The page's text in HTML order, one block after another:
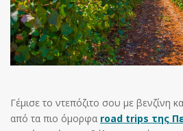
Γέμισε το ντεπόζιτο σου με βενζίνη
από τα πιο όμορφα road trips της